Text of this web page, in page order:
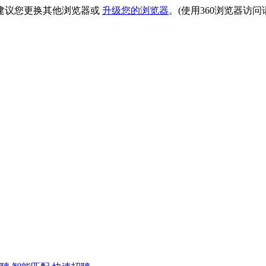
议您更换其他浏览器或 升级您的浏览器。(使用360浏览器访